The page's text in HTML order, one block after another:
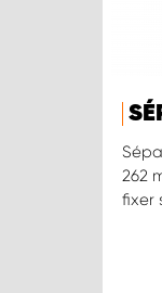
262
fixer